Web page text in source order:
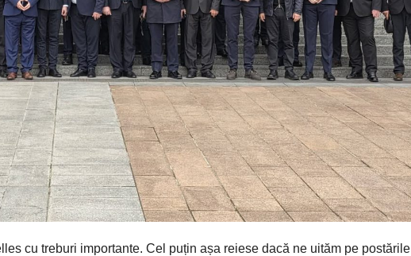
cu treburi importante. Cel puțin așa reiese dacă ne uităm pe postările